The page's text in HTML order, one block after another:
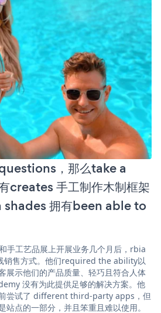
，那么take a
creates 手工制作木制框架
shades 拥有been able to
手工艺品展上开展业务几个月后，rbia
销售方式。他们required the ability以
展示他们的产品质量、轻巧且符合人体
没有为此提供足够的解决方案。他
尝试了 different third-party apps，但
站点的一部分，并且笨重且难以使用。